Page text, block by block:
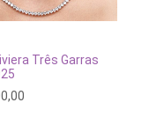
AO
Três Garras